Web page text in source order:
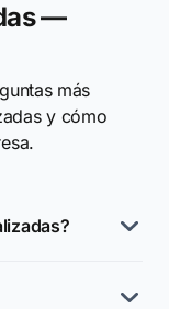
—
más
y cómo